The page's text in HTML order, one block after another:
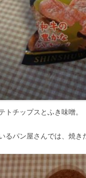
トチップスとふき味噌。
るパン屋さんでは、焼き